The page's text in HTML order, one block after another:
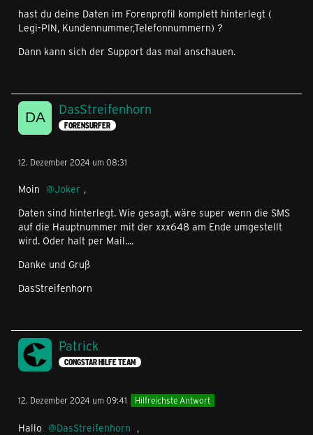
hast du deine Daten im Forenprofil komplett hinterlegt (
Legi-PIN, Kundennummer,Telefonnummern) ?
Dann kann sich der Support das mal anschauen.
DasStreifenhorn
FORENSURFER
12. Dezember 2024 um 08:31
Moin Joker ,
Daten sind hinterlegt. Wie gesagt, wäre super wenn die SMS
auf die Hauptnummer mit der xxx648 am Ende umgestellt
wird. Oder halt per Mail....
Danke und Gruß
DasStreifenhorn
Patrick
CONGSTAR HILFE TEAM
12. Dezember 2024 um 09:41 Hilfreichste Antwort
Hallo DasStreifenhorn ,